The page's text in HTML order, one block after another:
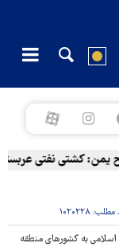
کشتی نفتی عربستان
مطلب:۱۰۲۰۲۲۸
به کشورهای منطقه